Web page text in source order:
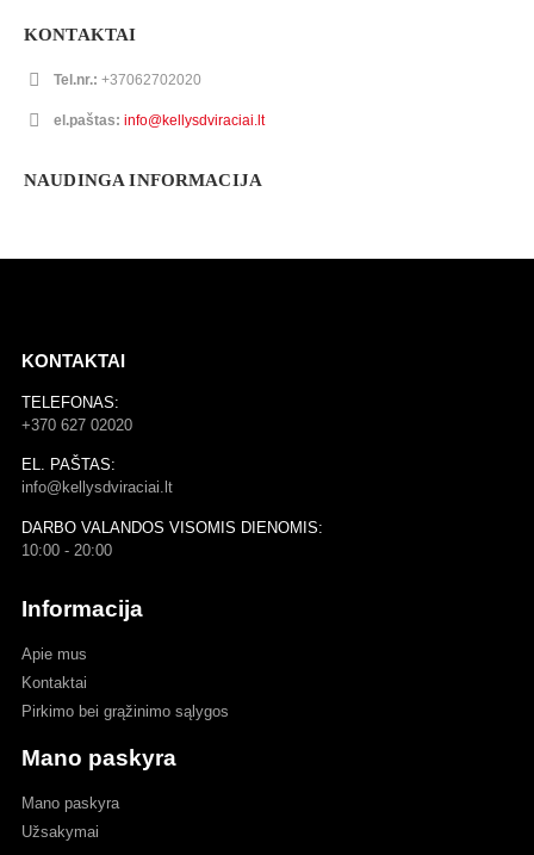
KONTAKTAI
Tel.nr.: +37062702020
el.paštas: info@kellysdviraciai.lt
NAUDINGA INFORMACIJA
KONTAKTAI
TELEFONAS:
+370 627 02020
EL. PAŠTAS:
info@kellysdviraciai.lt
DARBO VALANDOS VISOMIS DIENOMIS:
10:00 - 20:00
Informacija
Apie mus
Kontaktai
Pirkimo bei grąžinimo sąlygos
Mano paskyra
Mano paskyra
Užsakymai